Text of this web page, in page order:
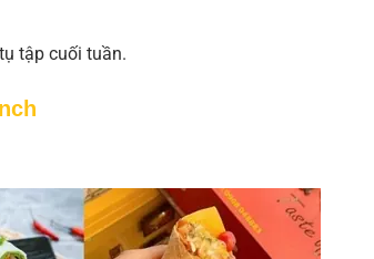
tập cuối tuần.